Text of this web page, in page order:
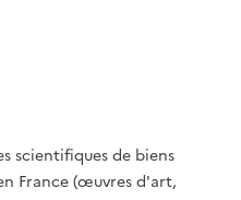
scientifiques de biens
France (œuvres d'art,